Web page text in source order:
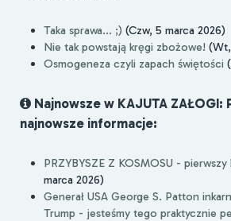
Taka sprawa... ;) (Czw, 5 marca 2026)
Nie tak powstają kręgi zbożowe!
Osmogeneza czyli zapach świętości
Najnowsze w KAJUTA
najnowsze informacje:
PRZYBYSZE Z KOSMOSU -
marca 2026)
Generał USA George S. Patton
Trump - jesteśmy tego praktycznie